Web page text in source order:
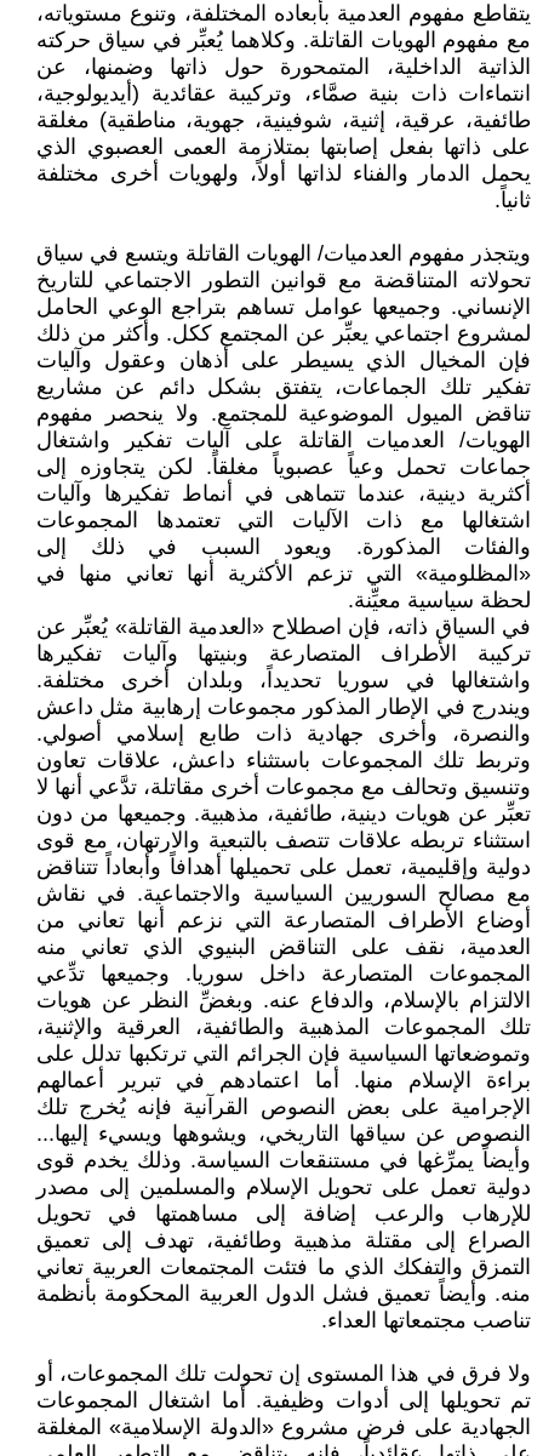
يتقاطع مفهوم العدمية بأبعاده المختلفة، وتنوع مستوياته،
مع مفهوم الهويات القاتلة. وكلاهما يُعبِّر في سياق حركته
الذاتية الداخلية، المتمحورة حول ذاتها وضمنها، عن
انتماءات ذات بنية صمَّاء، وتركيبة عقائدية (أيديولوجية،
طائفية، عرقية، إثنية، شوفينية، جهوية، مناطقية) مغلقة
على ذاتها بفعل إصابتها بمتلازمة العمى العصبوي الذي
يحمل الدمار والفناء لذاتها أولاً، ولهويات أخرى مختلفة
ثانياً.
ويتجذر مفهوم العدميات/ الهويات القاتلة ويتسع في سياق
تحولاته المتناقضة مع قوانين التطور الاجتماعي للتاريخ
الإنساني. وجميعها عوامل تساهم بتراجع الوعي الحامل
لمشروع اجتماعي يعبِّر عن المجتمع ككل. وأكثر من ذلك
فإن المخيال الذي يسيطر على أذهان وعقول وآليات
تفكير تلك الجماعات، يتفتق بشكل دائم عن مشاريع
تناقض الميول الموضوعية للمجتمع. ولا ينحصر مفهوم
الهويات/ العدميات القاتلة على آليات تفكير واشتغال
جماعات تحمل وعياً عصبوياً مغلقاً. لكن يتجاوزه إلى
أكثرية دينية، عندما تتماهى في أنماط تفكيرها وآليات
اشتغالها مع ذات الآليات التي تعتمدها المجموعات
والفئات المذكورة. ويعود السبب في ذلك إلى
«المظلومية» التي تزعم الأكثرية أنها تعاني منها في
لحظة سياسية معيِّنة.
في السياق ذاته، فإن اصطلاح «العدمية القاتلة» يُعبِّر عن
تركيبة الأطراف المتصارعة وبنيتها وآليات تفكيرها
واشتغالها في سوريا تحديداً، وبلدان أخرى مختلفة.
ويندرج في الإطار المذكور مجموعات إرهابية مثل داعش
والنصرة، وأخرى جهادية ذات طابع إسلامي أصولي.
وتربط تلك المجموعات باستثناء داعش، علاقات تعاون
وتنسيق وتحالف مع مجموعات أخرى مقاتلة، تدَّعي أنها لا
تعبِّر عن هويات دينية، طائفية، مذهبية. وجميعها من دون
استثناء تربطه علاقات تتصف بالتبعية والارتهان، مع قوى
دولية وإقليمية، تعمل على تحميلها أهدافاً وأبعاداً تتناقض
مع مصالح السوريين السياسية والاجتماعية. في نقاش
أوضاع الأطراف المتصارعة التي نزعم أنها تعاني من
العدمية، نقف على التناقض البنيوي الذي تعاني منه
المجموعات المتصارعة داخل سوريا. وجميعها تدِّعي
الالتزام بالإسلام، والدفاع عنه. وبغضِّ النظر عن هويات
تلك المجموعات المذهبية والطائفية، العرقية والإثنية،
وتموضعاتها السياسية فإن الجرائم التي ترتكبها تدلل على
براءة الإسلام منها. أما اعتمادهم في تبرير أعمالهم
الإجرامية على بعض النصوص القرآنية فإنه يُخرج تلك
النصوص عن سياقها التاريخي، ويشوهها ويسيء إليها...
وأيضاً يمرِّغها في مستنقعات السياسة. وذلك يخدم قوى
دولية تعمل على تحويل الإسلام والمسلمين إلى مصدر
للإرهاب والرعب إضافة إلى مساهمتها في تحويل
الصراع إلى مقتلة مذهبية وطائفية، تهدف إلى تعميق
التمزق والتفكك الذي ما فتئت المجتمعات العربية تعاني
منه. وأيضاً تعميق فشل الدول العربية المحكومة بأنظمة
تناصب مجتمعاتها العداء.
ولا فرق في هذا المستوى إن تحولت تلك المجموعات، أو
تم تحويلها إلى أدوات وظيفية. أما اشتغال المجموعات
الجهادية على فرض مشروع «الدولة الإسلامية» المغلقة